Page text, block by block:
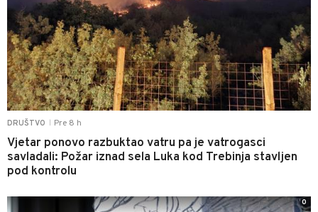
DRUŠTVO Pre 8 h
Vjetar ponovo razbuktao vatru pa je vatrogasci
savladali: Požar iznad sela Luka kod Trebinja stavljen
pod kontrolu
0